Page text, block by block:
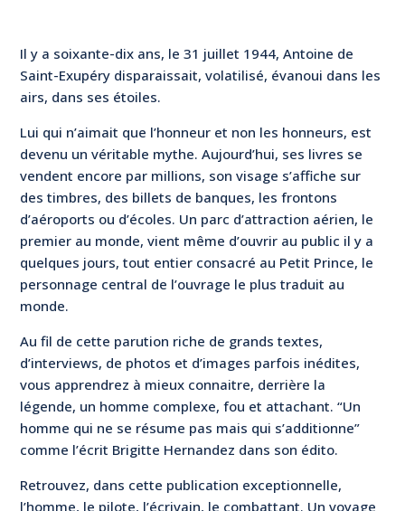
Il y a soixante-dix ans, le 31 juillet 1944, Antoine de
Saint-Exupéry disparaissait, volatilisé, évanoui dans les
airs, dans ses étoiles.
Lui qui n’aimait que l’honneur et non les honneurs, est
devenu un véritable mythe. Aujourd’hui, ses livres se
vendent encore par millions, son visage s’affiche sur
des timbres, des billets de banques, les frontons
d’aéroports ou d’écoles. Un parc d’attraction aérien, le
premier au monde, vient même d’ouvrir au public il y a
quelques jours, tout entier consacré au Petit Prince, le
personnage central de l’ouvrage le plus traduit au
monde.
Au fil de cette parution riche de grands textes,
d’interviews, de photos et d’images parfois inédites,
vous apprendrez à mieux connaitre, derrière la
légende, un homme complexe, fou et attachant. “Un
homme qui ne se résume pas mais qui s’additionne”
comme l’écrit Brigitte Hernandez dans son édito.
Retrouvez, dans cette publication exceptionnelle,
l’homme, le pilote, l’écrivain, le combattant. Un voyage